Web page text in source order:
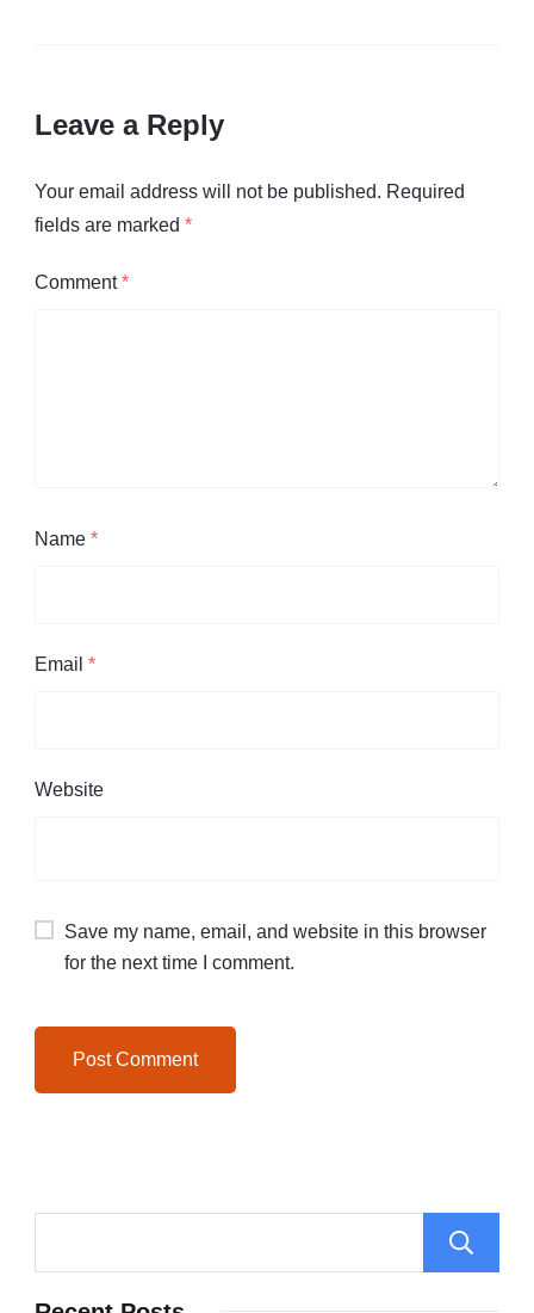
Leave a Reply
Your email address will not be published. Required
fields are marked *
Comment*
Name *
Email *
Website
Save my name, email, and website in this browser
for the next time I comment.